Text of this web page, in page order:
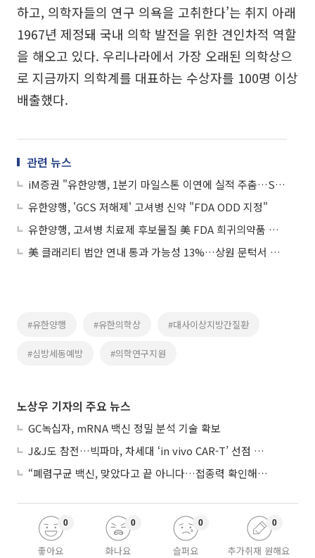
하고, 의학자들의 연구 의욕을 고취한다’는 취지 아래
1967년 제정돼 국내 의학 발전을 위한 견인차적 역할
을 해오고 있다. 우리나라에서 가장 오래된 의학상으
로 지금까지 의학계를 대표하는 수상자를 100명 이상
배출했다.
관련 뉴스
iM증권 "유한양행, 1분기 마일스톤 이연에 실적 주춤…SC 잠재력 유효"
유한양행, 'GCS 저해제' 고셔병 신약 "FDA ODD 지정"
유한양행, 고셔병 치료제 후보물질 美 FDA 희귀의약품 지정
美 클래리티 법안 연내 통과 가능성 13%…상원 문턱서 제동
#유한양행 #유한의학상 #대사이상지방간질환
#심방세동예방 #의학연구지원
노상우 기자의 주요 뉴스
GC녹십자, mRNA 백신 정밀 분석 기술 확보
J&J도 참전…빅파마, 차세대 ‘in vivo CAR-T’ 선점 경쟁 본격화
“폐렴구균 백신, 맞았다고 끝 아니다…접종력 확인해야”
좋아요
0
화나요
0
슬퍼요
0
추가취재 원해요
0